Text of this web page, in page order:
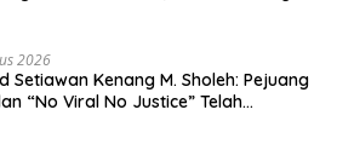
2026
Setiawan Kenang M. Sholeh: Pejuang
“No Viral No Justice” Telah